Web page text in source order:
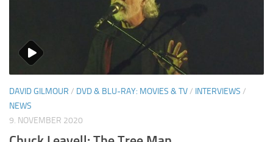
DAVID GILMOUR / DVD & BLU-RAY: MOVIES & TV/ INTERVIEWS /
NEWS
9. NOVEMBER 2020